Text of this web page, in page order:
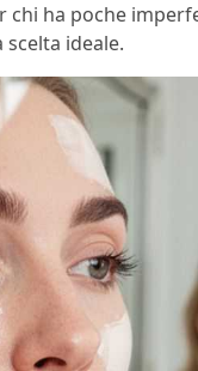
chi ha poche
ideale.